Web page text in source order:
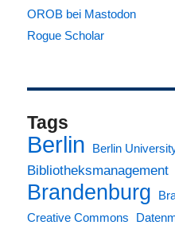
OROB bei Mastodon
Rogue Scholar
Tags
Berlin Berlin
Bibliotheksmanagement
Brandenburg
Creative Commons